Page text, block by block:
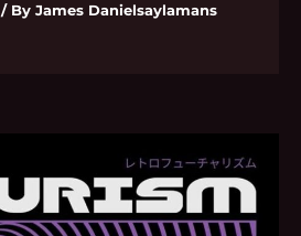
/ ByJames Danielsaylamans